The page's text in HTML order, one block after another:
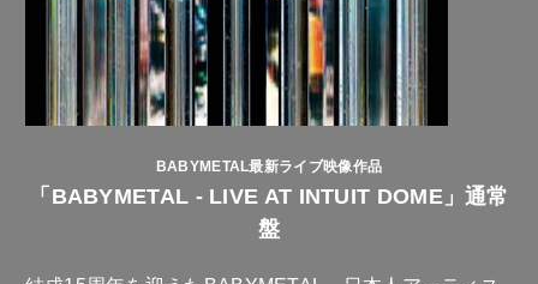
BABYMETAL最新ライブ映像作品
「BABYMETAL - LIVE AT INTUIT DOME」通常
盤